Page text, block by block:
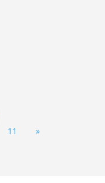
11 »